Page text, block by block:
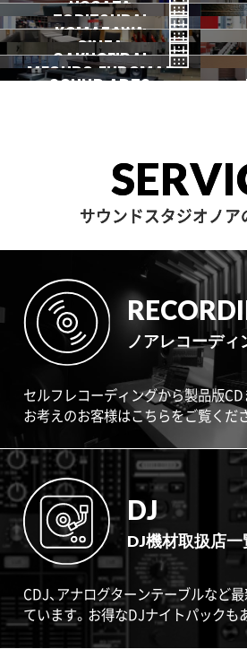
初台
中野
NOGATA
野方
TORITSUDAI
都立大
KOMAZAWA
駒沢
GINZA
銀座
GAKUGEIDAI
学芸大
MEGURO FUDOMAE
SOUND ARTS
サウンドスタジオノア
ノアレコーディ
セルフレコーディングから製品版
お考えのお客様はこちらをご覧くだ
DJ
DJ機材取扱店一
CDJ、アナログターンテーブルなど
ています。お得なDJナイトパックも